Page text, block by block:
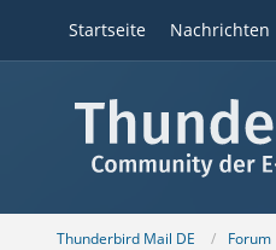
Startseite Nachrichten
Thunderbird Mail DE Forum